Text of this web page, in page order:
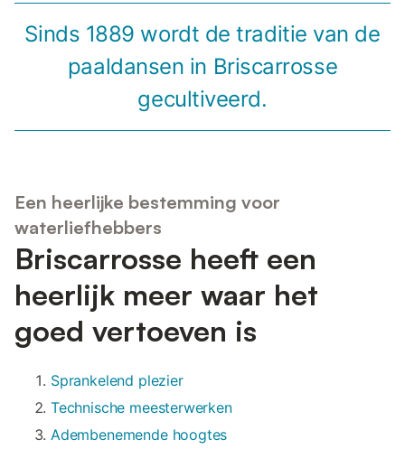
Sinds 1889 wordt de traditie van de
paaldansen in Briscarrosse
gecultiveerd.
Een heerlijke bestemming voor
waterliefhebbers
Briscarrosse heeft een
heerlijk meer waar het
goed vertoeven is
Sprankelend plezier
Technische meesterwerken
Adembenemende hoogtes